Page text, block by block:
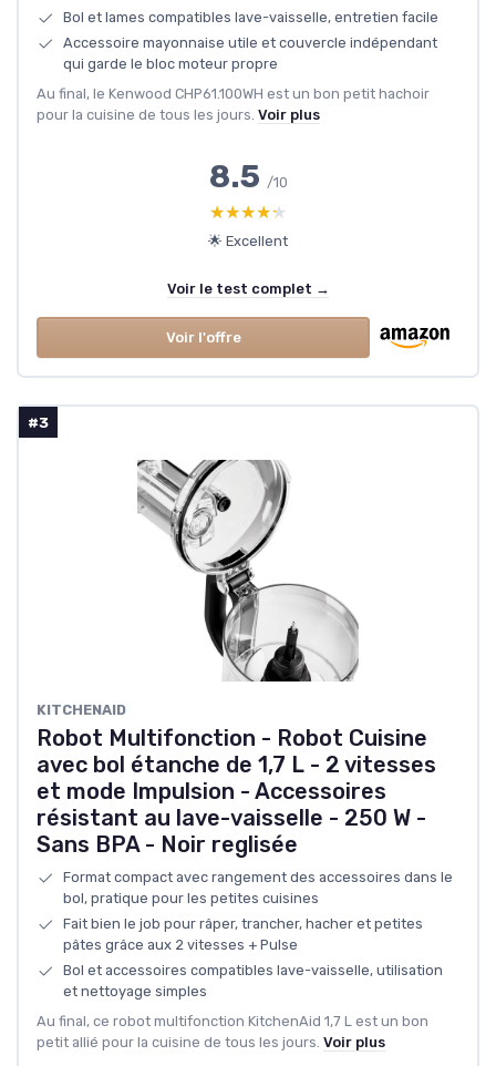
Bol et lames compatibles lave-vaisselle, entretien facile
Accessoire mayonnaise utile et couvercle indépendant
qui garde le bloc moteur propre
Au final, le Kenwood CHP61.100WH est un bon petit hachoir
pour la cuisine de tous les jours. Voir plus
8.5 /10
★★★★★
★★★★★
🌟 Excellent
Voir le test complet →
Voir l'offre
#3
KITCHENAID
Robot Multifonction - Robot Cuisine
avec bol étanche de 1,7 L - 2 vitesses
et mode Impulsion - Accessoires
résistant au lave-vaisselle - 250 W -
Sans BPA - Noir reglisée
Format compact avec rangement des accessoires dans le
bol, pratique pour les petites cuisines
Fait bien le job pour râper, trancher, hacher et petites
pâtes grâce aux 2 vitesses + Pulse
Bol et accessoires compatibles lave-vaisselle, utilisation
et nettoyage simples
Au final, ce robot multifonction KitchenAid 1,7 L est un bon
petit allié pour la cuisine de tous les jours. Voir plus